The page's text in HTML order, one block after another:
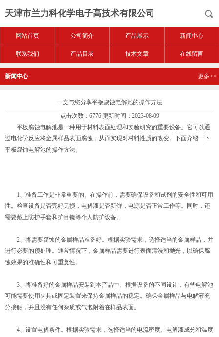
天津市兰力科化学电子高技术有限公司
网站首页 公司简介 产品展示 新闻中心
联系我们 产品目录 技术文章 在线留言
新闻中心 更多>>
一文与您分享平板腐蚀电解池的操作方法
点击次数：6776 更新时间：2023-08-09
平板腐蚀电解池是一种用于材料表面处理和实验研究的重要设备。它可以通
过电化学反应将金属样品表面腐蚀，从而实现对材料性质的改变。下面介绍一下
平板腐蚀电解池的操作方法。
1、准备工作是非常重要的。在操作前，需要确保设备和试剂的安全性和可用
性。检查设备是否完好无损，电解液是否新鲜，电源是否正常工作等。同时，还
需要戴上防护手套和护目镜等个人防护设备。
2、将需要腐蚀的金属样品准备好。根据实验需求，选择适当的金属样品，并
进行必要的预处理。通常情况下，金属样品需要进行表面清洗和抛光，以确保腐
蚀效果的准确性和可重复性。
3、将准备好的金属样品安装到本产品中。根据设备的不同设计，有些电解池
可能需要使用夹具或固定装置来保持金属样品的稳定。确保金属样品与电解液充
分接触，并且没有任何杂质或气泡附着在样品表面。
4、设置电解条件。根据实验需求，选择适当的电流密度、电解液成分和温度